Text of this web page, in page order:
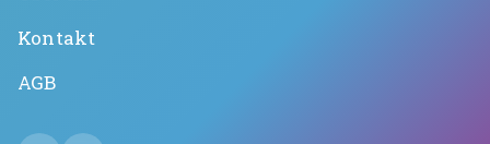
Kontakt
AGB